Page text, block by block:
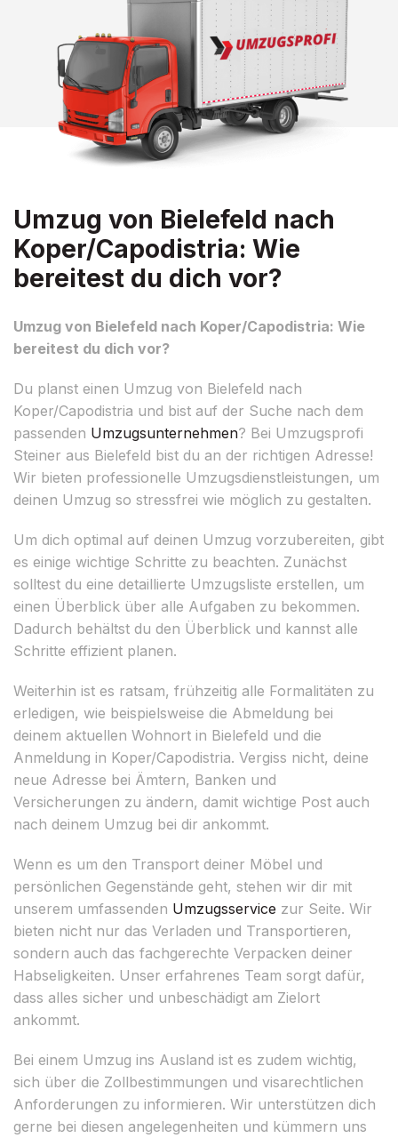
Umzug von Bielefeld nach
Koper/Capodistria: Wie
bereitest du dich vor?
Umzug von Bielefeld nach Koper/Capodistria: Wie
bereitest du dich vor?
Du planst einen Umzug von Bielefeld nach
Koper/Capodistria und bist auf der Suche nach dem
passenden Umzugsunternehmen? Bei Umzugsprofi
Steiner aus Bielefeld bist du an der richtigen Adresse!
Wir bieten professionelle Umzugsdienstleistungen, um
deinen Umzug so stressfrei wie möglich zu gestalten.
Um dich optimal auf deinen Umzug vorzubereiten, gibt
es einige wichtige Schritte zu beachten. Zunächst
solltest du eine detaillierte Umzugsliste erstellen, um
einen Überblick über alle Aufgaben zu bekommen.
Dadurch behältst du den Überblick und kannst alle
Schritte effizient planen.
Weiterhin ist es ratsam, frühzeitig alle Formalitäten zu
erledigen, wie beispielsweise die Abmeldung bei
deinem aktuellen Wohnort in Bielefeld und die
Anmeldung in Koper/Capodistria. Vergiss nicht, deine
neue Adresse bei Ämtern, Banken und
Versicherungen zu ändern, damit wichtige Post auch
nach deinem Umzug bei dir ankommt.
Wenn es um den Transport deiner Möbel und
persönlichen Gegenstände geht, stehen wir dir mit
unserem umfassenden Umzugsservice zur Seite. Wir
bieten nicht nur das Verladen und Transportieren,
sondern auch das fachgerechte Verpacken deiner
Habseligkeiten. Unser erfahrenes Team sorgt dafür,
dass alles sicher und unbeschädigt am Zielort
ankommt.
Bei einem Umzug ins Ausland ist es zudem wichtig,
sich über die Zollbestimmungen und visarechtlichen
Anforderungen zu informieren. Wir unterstützen dich
gerne bei diesen angelegenheiten und kümmern uns